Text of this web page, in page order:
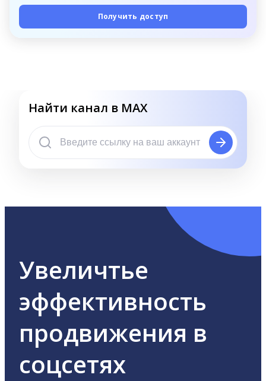
Получить доступ
Найти канал в MAX
Увеличтье
эффективность
продвижения в
соцсетях